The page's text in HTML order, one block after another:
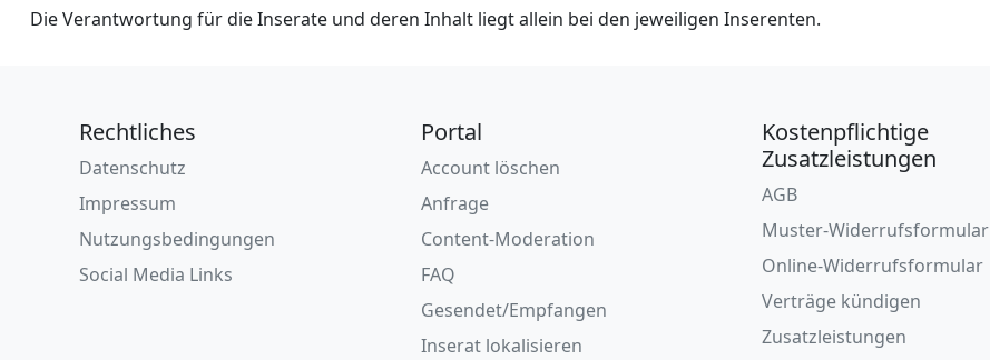
Die Verantwortung für die Inserate und deren Inhalt liegt allein bei den jeweiligen Inserenten.
Rechtliches
Datenschutz
Impressum
Nutzungsbedingungen
Social Media Links
Portal
Account löschen
Anfrage
Content-Moderation
FAQ
Gesendet/Empfangen
Inserat lokalisieren
Kostenpflichtige
Zusatzleistungen
AGB
Muster-Widerrufsformular
Online-Widerrufsformular
Verträge kündigen
Zusatzleistungen